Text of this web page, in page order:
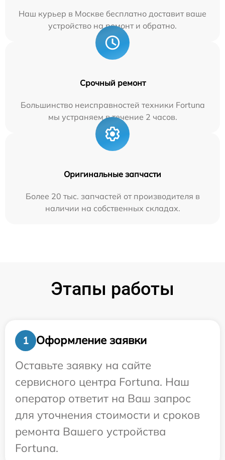
Наш курьер в Москве бесплатно доставит ваше
устройство на ремонт и обратно.
Срочный ремонт
Большинство неисправностей техники Fortuna
мы устраняем в течение 2 часов.
Оригинальные запчасти
Более 20 тыс. запчастей от производителя в
наличии на собственных складах.
Этапы работы
1
Оформление заявки
Оставьте заявку на сайте
сервисного центра Fortuna. Наш
оператор ответит на Ваш запрос
для уточнения стоимости и сроков
ремонта Вашего устройства
Fortuna.